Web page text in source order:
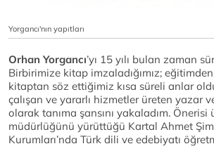
Yorgancı'nın yapıtları
Orhan Yorgancı’yı 15 yılı bulan zaman
Birbirimize kitap imzaladığımız;
kitaptan söz ettiğimiz kısa süreli anlar
çalışan ve yararlı hizmetler üreten yazar
olarak tanıma şansını yakaladım. Önerisi
müdürlüğünü yürüttüğü Kartal Ahmet
Kurumları’nda Türk dili ve edebiyatı